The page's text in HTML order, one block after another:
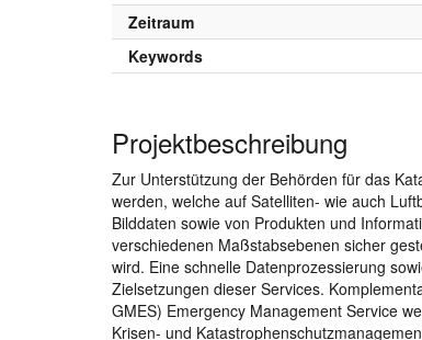
Zeitraum
Keywords
Projektbeschreibung
Zur Unterstützung der Behörden für das
werden, welche auf Satelliten- wie auch
Bilddaten sowie von Produkten und
verschiedenen Maßstabsebenen sicher
wird. Eine schnelle Datenprozessierung
Zielsetzungen dieser Services.
GMES) Emergency Management Service
Krisen- und